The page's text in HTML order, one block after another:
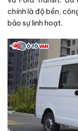
chính là độ bền,
bảo sự linh hoạt.